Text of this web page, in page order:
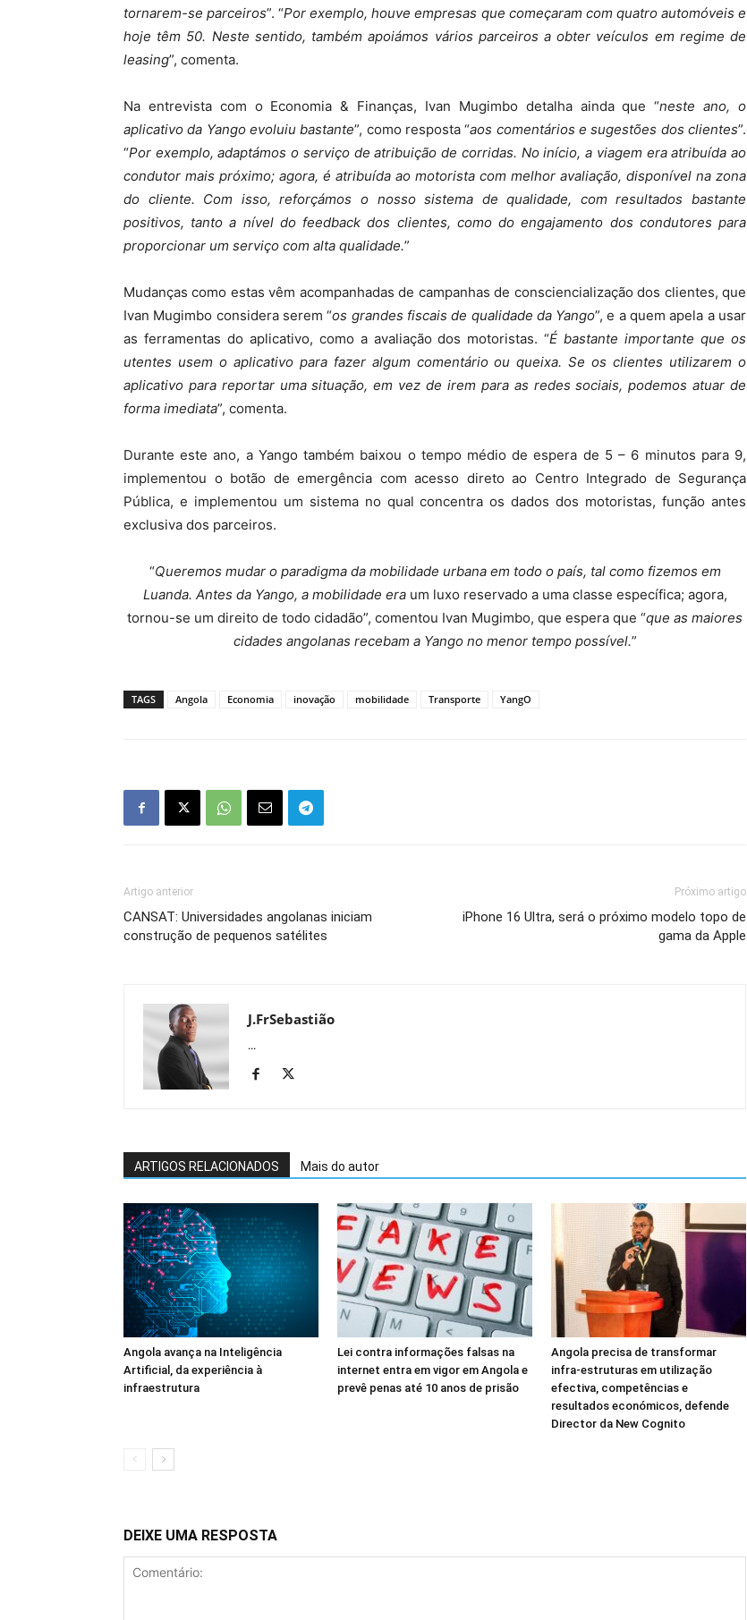
tornarem-se parceiros”. “Por exemplo, houve empresas que começaram com quatro automóveis e
hoje têm 50. Neste sentido, também apoiámos vários parceiros a obter veículos em regime de
leasing”, comenta.
Na entrevista com o Economia & Finanças, Ivan Mugimbo detalha ainda que “neste ano, o
aplicativo da Yango evoluiu bastante”, como resposta “aos comentários e sugestões dos clientes”.
“Por exemplo, adaptámos o serviço de atribuição de corridas. No início, a viagem era atribuída ao
condutor mais próximo; agora, é atribuída ao motorista com melhor avaliação, disponível na zona
do cliente. Com isso, reforçámos o nosso sistema de qualidade, com resultados bastante
positivos, tanto a nível do feedback dos clientes, como do engajamento dos condutores para
proporcionar um serviço com alta qualidade.”
Mudanças como estas vêm acompanhadas de campanhas de consciencialização dos clientes, que
Ivan Mugimbo considera serem “os grandes fiscais de qualidade da Yango”, e a quem apela a usar
as ferramentas do aplicativo, como a avaliação dos motoristas. “É bastante importante que os
utentes usem o aplicativo para fazer algum comentário ou queixa. Se os clientes utilizarem o
aplicativo para reportar uma situação, em vez de irem para as redes sociais, podemos atuar de
forma imediata”, comenta.
Durante este ano, a Yango também baixou o tempo médio de espera de 5 – 6 minutos para 9,
implementou o botão de emergência com acesso direto ao Centro Integrado de Segurança
Pública, e implementou um sistema no qual concentra os dados dos motoristas, função antes
exclusiva dos parceiros.
“Queremos mudar o paradigma da mobilidade urbana em todo o país, tal como fizemos em
Luanda. Antes da Yango, a mobilidade eraum luxo reservado a uma classe específica; agora,
tornou-se um direito de todo cidadão”, comentou Ivan Mugimbo, que espera que “que as maiores
cidades angolanas recebam a Yango no menor tempo possível.”
TAGS Angola Economia inovação mobilidade Transporte YangO
Artigo anterior
CANSAT: Universidades angolanas iniciam
construção de pequenos satélites
Próximo artigo
iPhone 16 Ultra, será o próximo modelo topo de
gama da Apple
J.FrSebastião
...
ARTIGOS RELACIONADOS Mais do autor
Angola avança na Inteligência
Artificial, da experiência à
infraestrutura
Lei contra informações falsas na
internet entra em vigor em Angola e
prevê penas até 10 anos de prisão
Angola precisa de transformar
infra-estruturas em utilização
efectiva, competências e
resultados económicos, defende
Director da New Cognito
DEIXE UMA RESPOSTA